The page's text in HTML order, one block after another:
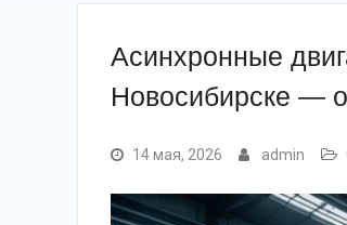
Асинхронные
Новосибирске —
14 мая, 2026 admin